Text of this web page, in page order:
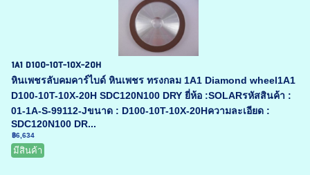
1A1 D100-10T-10X-20H
หินเพชรลับคมคาร์ไบด์ หินเพชร ทรงกลม 1A1 Diamond wheel1A1
D100-10T-10X-20H SDC120N100 DRY ยี่ห้อ :SOLARรหัสสินค้า :
01-1A-S-99112-Jขนาด : D100-10T-10X-20Hความละเอียด :
SDC120N100 DR...
฿6,634
มีสินค้า